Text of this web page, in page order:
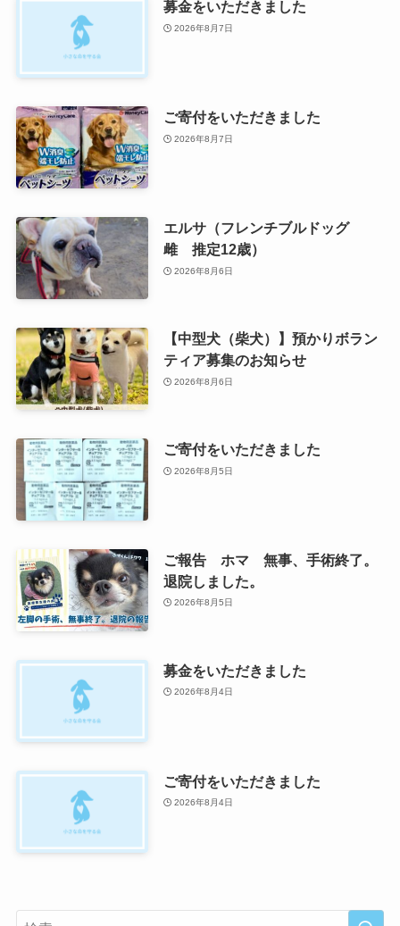
募金をいただきました
2026年8月7日
ご寄付をいただきました
2026年8月7日
エルサ（フレンチブルドッグ
雌 推定12歳）
2026年8月6日
【中型犬（柴犬）】預かりボラン
ティア募集のお知らせ
2026年8月6日
ご寄付をいただきました
2026年8月5日
ご報告 ホマ 無事、手術終了。
退院しました。
2026年8月5日
募金をいただきました
2026年8月4日
ご寄付をいただきました
2026年8月4日